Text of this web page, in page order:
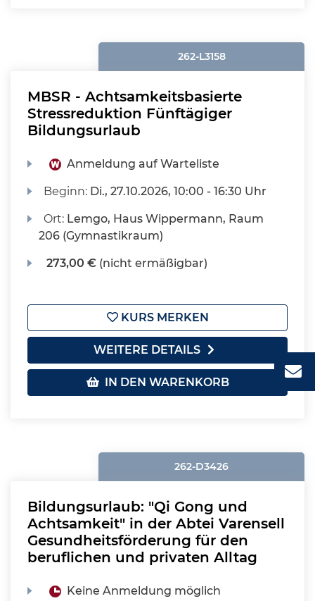
262-L3158
MBSR - Achtsamkeitsbasierte
Stressreduktion Fünftägiger
Bildungsurlaub
Anmeldung auf Warteliste
Beginn: Di., 27.10.2026, 10:00 - 16:30 Uhr
Ort: Lemgo, Haus Wippermann, Raum
206 (Gymnastikraum)
273,00 € (nicht ermäßigbar)
KURS MERKEN
WEITERE DETAILS
IN DEN WARENKORB
262-D3426
Bildungsurlaub: "Qi Gong und
Achtsamkeit" in der Abtei Varensell
Gesundheitsförderung für den
beruflichen und privaten Alltag
Keine Anmeldung möglich